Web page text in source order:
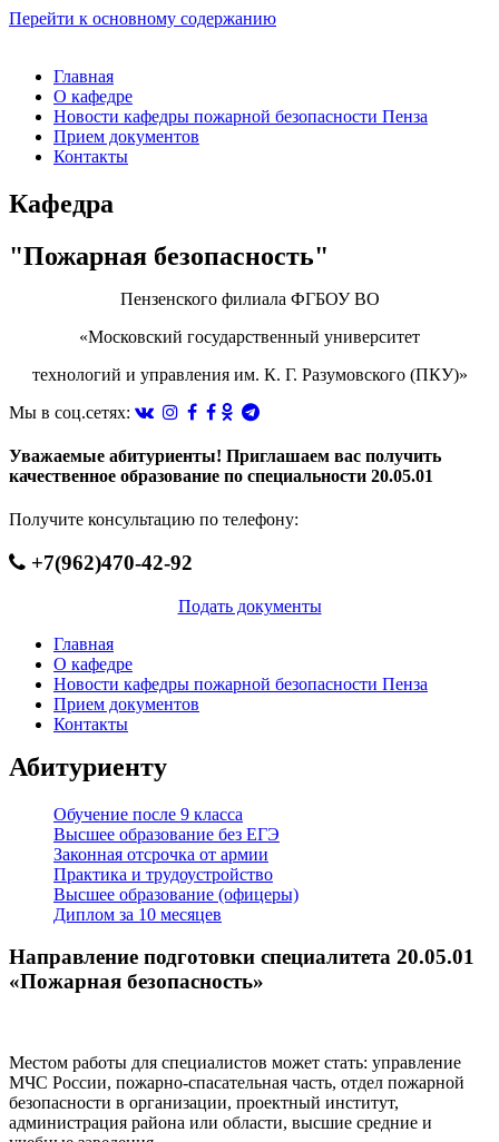
Перейти к основному содержанию
Главная
О кафедре
Новости кафедры пожарной безопасности Пенза
Прием документов
Контакты
Кафедра
"Пожарная безопасность"
Пензенского филиала ФГБОУ ВО
«Московский государственный университет
технологий и управления им. К. Г. Разумовского (ПКУ)»
Мы в соц.сетях:
Уважаемые абитуриенты! Приглашаем вас получить
качественное образование по специальности 20.05.01
Получите консультацию по телефону:
+7(962)470-42-92
Подать документы
Главная
О кафедре
Новости кафедры пожарной безопасности Пенза
Прием документов
Контакты
Абитуриенту
Обучение после 9 класса
Высшее образование без ЕГЭ
Законная отсрочка от армии
Практика и трудоустройство
Высшее образование (офицеры)
Диплом за 10 месяцев
Направление подготовки специалитета 20.05.01
«Пожарная безопасность»
Местом работы для специалистов может стать: управление
МЧС России, пожарно-спасательная часть, отдел пожарной
безопасности в организации, проектный институт,
администрация района или области, высшие средние и